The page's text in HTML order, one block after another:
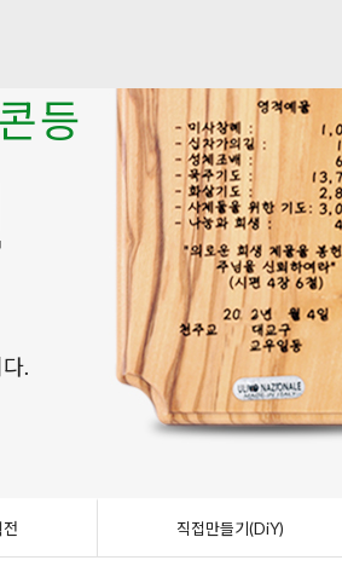
등
.
행합니다.
미가 있습니다.
기(DiY)
있습니다.
물들을 모았습니다.
등
.
직접만들기(DiY)